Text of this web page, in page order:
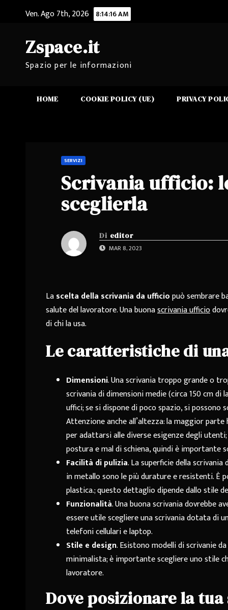
contenuto
Ven. Ago 7th, 2026 8:14:16 AM
Zspace.it
Spazio per le informazioni
HOME COOKIE POLICY (UE) PRIVACY
SERVIZI
Scrivania ufficio:
sceglierla
Di editor
MAR 8, 2023
Lascelta della scrivania da ufficiopuò sembrare
salute del lavoratore. Una buonascrivania ufficio
di chi la usa.
Le caratteristiche di
Dimensioni. Una scrivania troppo grande o
scrivania di dimensioni medie (circa 150 cm
uffici; se si dispone di poco spazio, si
Attenzione anche all’altezza: la maggior
per adattarsi alle diverse esigenze degli
postura e mal di schiena, quindi è importante
Facilità di pulizia. La superficie della
in metallo sono le più durature e resistenti. È
plastica.; questo dettaglio dipende dallo stile
Funzionalità. Una buona scrivania dovrebbe
essere utile scegliere una scrivania dotata di
telefoni cellulari e laptop.
Stile e design. Esistono modelli di scrivanie
minimalista; è importante scegliere uno stile
lavoratore.
Dove posizionare la